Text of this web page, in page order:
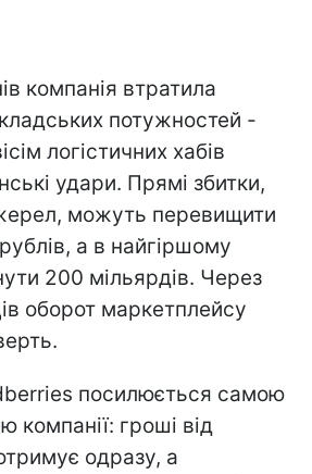
компанія втратила
потужностей -
логістичних хабів
удари. Прямі збитки,
можуть перевищити
а в найгіршому
200 мільярдів. Через
оборот маркетплейсу
посилюється самою
компанії: гроші від
одразу, а